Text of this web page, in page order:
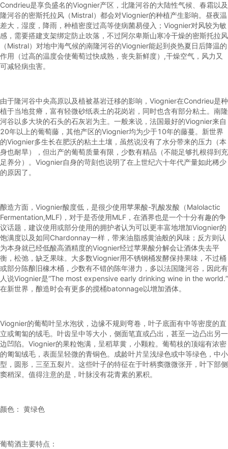
Condrieu是享负盛名的Viognier产区，北隆河谷的大陆性气候、春霜以及
隆河谷的密斯托拉风（Mistral）都会对Viognier的种植产生影响。昼夜温
差大，湿度，降雨，种植密度过高等使病菌易侵入；Viognier对风较为敏
感，需要搭建支架绑定防止吹落，不过阿尔卑斯山寒冷干燥的密斯托拉风
（Mistral）对地中海气候的南隆河谷的Viognier能起到炎热夏日后降温的
作用（过高的温度会使葡萄过快成熟，丧失新鲜度）,干燥空气，风力又
可减轻病虫害。
由于隆河谷中央高原以及植被基岩迁移的影响，Viognier在Condrieu是种
植于当地贫瘠，富有轻微砂纸表土的花岗岩，同时也含有部分粘土。南隆
河谷以多大块的石头的石灰岩为主。一般来说，法国最好的Viognier来自
20年以上的葡萄藤，其他产区的Viognier均为少于10年的藤蔓。新世界
的Viognier多生长在肥沃的粘土土壤，虽然说没有了水分带来的压力（本
身也耐旱），但出产的葡萄质量有限，少数有精品（不能足够扎根得到充
足养分）。Viognier自身的苛刻也说明了在上世纪六十年代产量如此稀少
的原因了。
酿造方面，Viognier酸度低，是很少使用苹果酸-乳酸发酸（Malolactic
Fermentation,MLF)，对于是否使用MLF，在酒界也是一个十分有趣的争
议话题，建议使用或部分使用的拥护者认为可以更丰富地增加Viognier的
饱满度以及如同Chardonnay一样，带来油脂感黄油般的风味；反方则认
为本身就已经低酸高酒精度的Viognier经过苹果酸分解会让酒体失去平
衡，松弛，缺乏果味。大多数Viognier用不锈钢桶发酵保持果味，不过桶
或部分陈酿旧橡木桶，少数有不错的陈年潜力，多以法国隆河谷，因此有
人说Viognier是“The most expensive early drinking wine in the world.”
在新世界，酿造时会有更多的搅桶batonnage以增加酒体。
Viognier的葡萄叶呈水泡状，边缘不规则弯卷，叶子底面有中等密度的直
立或匍匐的绒毛。叶齿呈中等大小，侧面笔直或凸出，甚至一边凸出另一
边凹陷。Viognier的果粒饱满，呈稻草黄，小颗粒。葡萄枝的顶端有浓密
的匍匐绒毛，表面呈轻微的青铜色。成龄叶片呈浅绿色或中等绿色，中小
型，圆形，三至五裂片。这些叶子的特征在于叶柄窦微微张开，叶下部侧
窦稍深。值得注意的是，叶脉没有花青素的累积。
颜色： 黄绿色
葡萄酒主要特点：